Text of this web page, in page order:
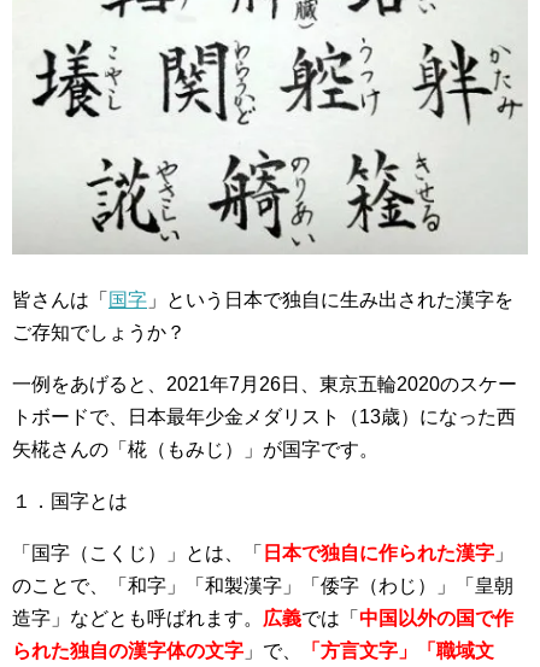
皆さんは「 国字 」という日本で独自に生み出された漢字を
ご存知でしょうか？
一例をあげると、2021年7月26日、東京五輪2020のスケー
トボードで、日本最年少金メダリスト（13歳）になった西
矢椛さんの「椛（もみじ）」が国字です。
１．国字とは
「国字（こくじ）」とは、「 日本で独自に作られた漢字 」
のことで、「和字」「和製漢字」「倭字（わじ）」「皇朝
造字」などとも呼ばれます。 広義では「 中国以外の国で作
られた独自の漢字体の文字 」で、
「方言文字」「職域文